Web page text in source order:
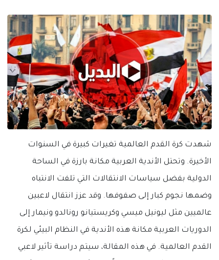
شهدت كرة القدم العالمية تغيرات كبيرة في السنوات
الأخيرة. وتحتل الأندية العربية مكانة بارزة في الساحة
الدولية بفضل سياسات الانتقالات التي تلفت الانتباه
وضمها نجوم كبار إلى صفوفها. وقد عزز انتقال لاعبين
عالميين مثل ليونيل ميسي وكريستيانو رونالدو ونيمار إلى
الدوريات العربية مكانة هذه الأندية في النظام البيئي لكرة
القدم العالمية. في هذه المقالة، سيتم دراسة تأثير لاعبي